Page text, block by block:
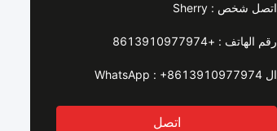
اتصل شخص : Sherry
رقم الهاتف : +8613910977974
ال WhatsApp : +8613910977974
اتصل